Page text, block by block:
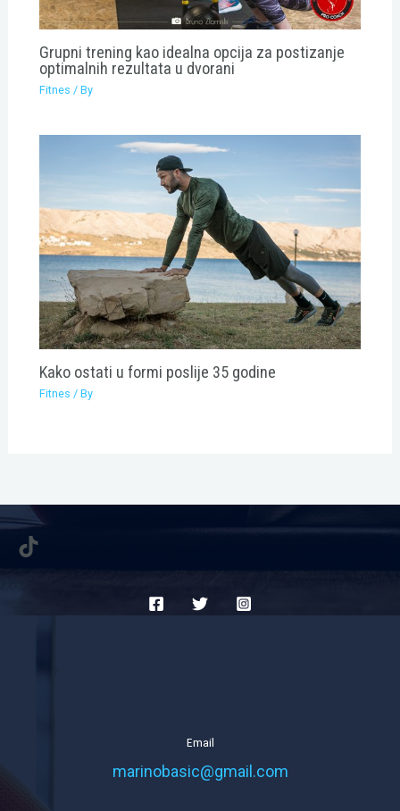
Grupni trening kao idealna opcija za postizanje
optimalnih rezultata u dvorani
Fitnes / By
Kako ostati u formi poslije 35 godine
Fitnes / By
TikTok
Email
marinobasic@gmail.com